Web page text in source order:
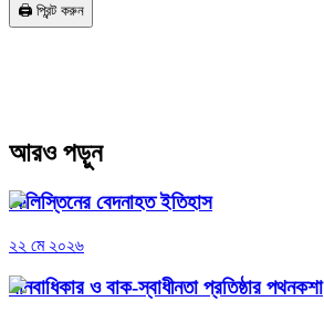
🖨️ প্রিন্ট করুন
আরও পড়ুন
ফিলিস্তিনের বেদনাহত ইতিহাস
২২ মে ২০২৬
মানবাধিকার ও বাক-স্বাধীনতা প্রতিষ্ঠার পথনকশা